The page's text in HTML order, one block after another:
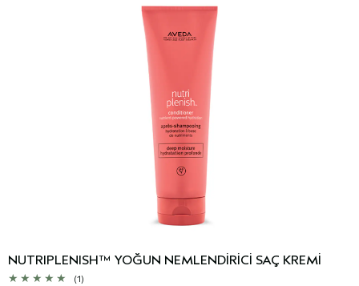
NUTRIPLENISH™ YOĞUN NEMLENDİRİCİ SAÇ KREMİ
(1)